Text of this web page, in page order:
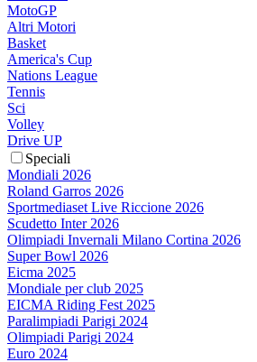
MotoGP
Altri Motori
Basket
America's Cup
Nations League
Tennis
Sci
Volley
Drive UP
Speciali
Mondiali 2026
Roland Garros 2026
Sportmediaset Live Riccione 2026
Scudetto Inter 2026
Olimpiadi Invernali Milano Cortina 2026
Super Bowl 2026
Eicma 2025
Mondiale per club 2025
EICMA Riding Fest 2025
Paralimpiadi Parigi 2024
Olimpiadi Parigi 2024
Euro 2024